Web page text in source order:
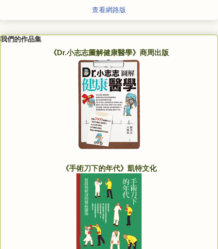
查看網路版
我們的作品集
《Dr.小志志圖解健康醫學》商周出版
《手術刀下的年代》凱特文化